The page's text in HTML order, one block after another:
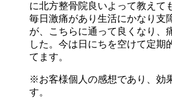
に北方整骨院良いよって教えて
毎日激痛があり生活にかなり支
が、こちらに通って良くなり、
した。今は日にちを空けて定期
てます。
※お客様個人の感想であり、効
す。